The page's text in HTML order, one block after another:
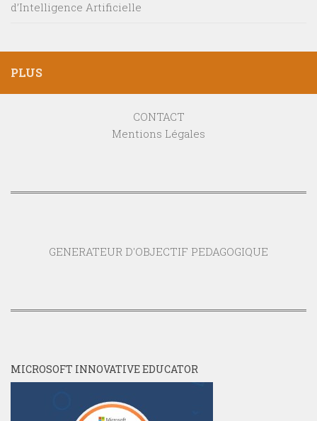
d’Intelligence Artificielle
PLUS
CONTACT
Mentions Légales
GENERATEUR D'OBJECTIF PEDAGOGIQUE
MICROSOFT INNOVATIVE EDUCATOR